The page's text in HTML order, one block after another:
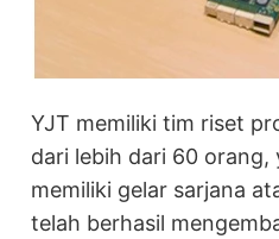
YJT memiliki tim riset
dari lebih dari 60 orang,
memiliki gelar sarjana
telah berhasil